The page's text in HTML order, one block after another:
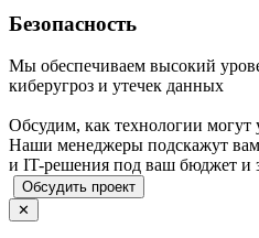
Безопасность
Мы обеспечиваем высокий
киберугроз и утечек данных
Обсудим, как технологии могут
Наши менеджеры подскажут
и IT-решения под ваш бюджет и
Обсудить проект
✕